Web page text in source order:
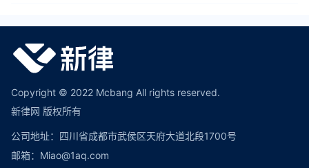
Copyright © 2022 Mcbang All rights reserved.
新律网 版权所有
公司地址：四川省成都市武侯区天府大道北段1700号
邮箱：Miao@1aq.com